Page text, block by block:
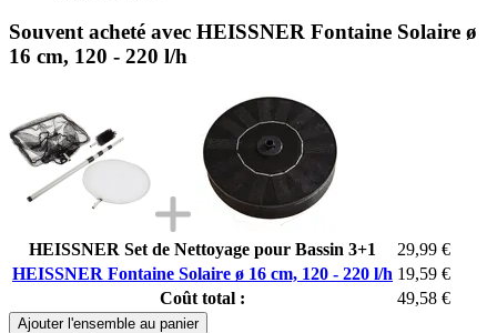
Souvent acheté avec HEISSNER Fontaine Solaire ø
16 cm, 120 - 220 l/h
HEISSNER Set de Nettoyage pour Bassin 3+1
29,99 €
HEISSNER Fontaine Solaire ø 16 cm, 120 - 220 l/h 19,59 €
Coût total :
49,58 €
Ajouter l'ensemble au panier